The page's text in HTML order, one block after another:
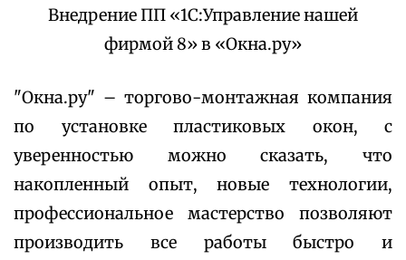
Внедрение ПП «1С:Управление нашей
фирмой 8» в «Окна.ру»
"Окна.ру" – торгово-монтажная компания
по установке пластиковых окон, с
уверенностью можно сказать, что
накопленный опыт, новые технологии,
профессиональное мастерство позволяют
производить все работы быстро и